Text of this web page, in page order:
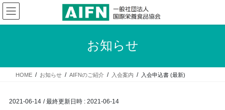
コ
ン
テ
ス
ナ
ビ
ゲ
ン
お知らせ
HOME お知らせ AIFNのご紹介 入会案内 入会申込書 (最新)
2021-06-14 / 最終更新日時 : 2021-06-14